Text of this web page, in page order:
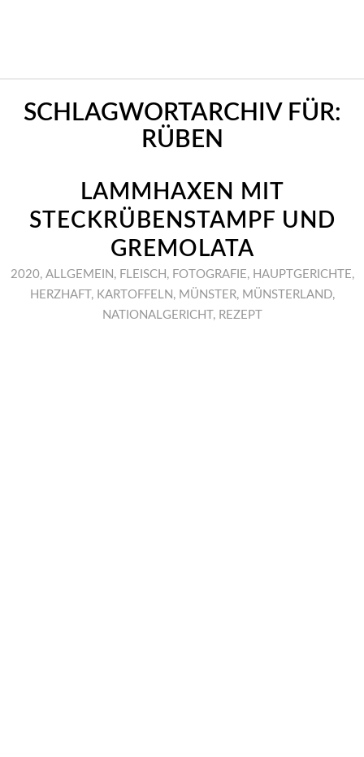
SCHLAGWORTARCHIV FÜR:
RÜBEN
LAMMHAXEN MIT
STECKRÜBENSTAMPF UND
GREMOLATA
2020, ALLGEMEIN , FLEISCH , FOTOGRAFIE, HAUPTGERICHTE,
HERZHAFT , KARTOFFELN , MÜNSTER, MÜNSTERLAND,
NATIONALGERICHT , REZEPT